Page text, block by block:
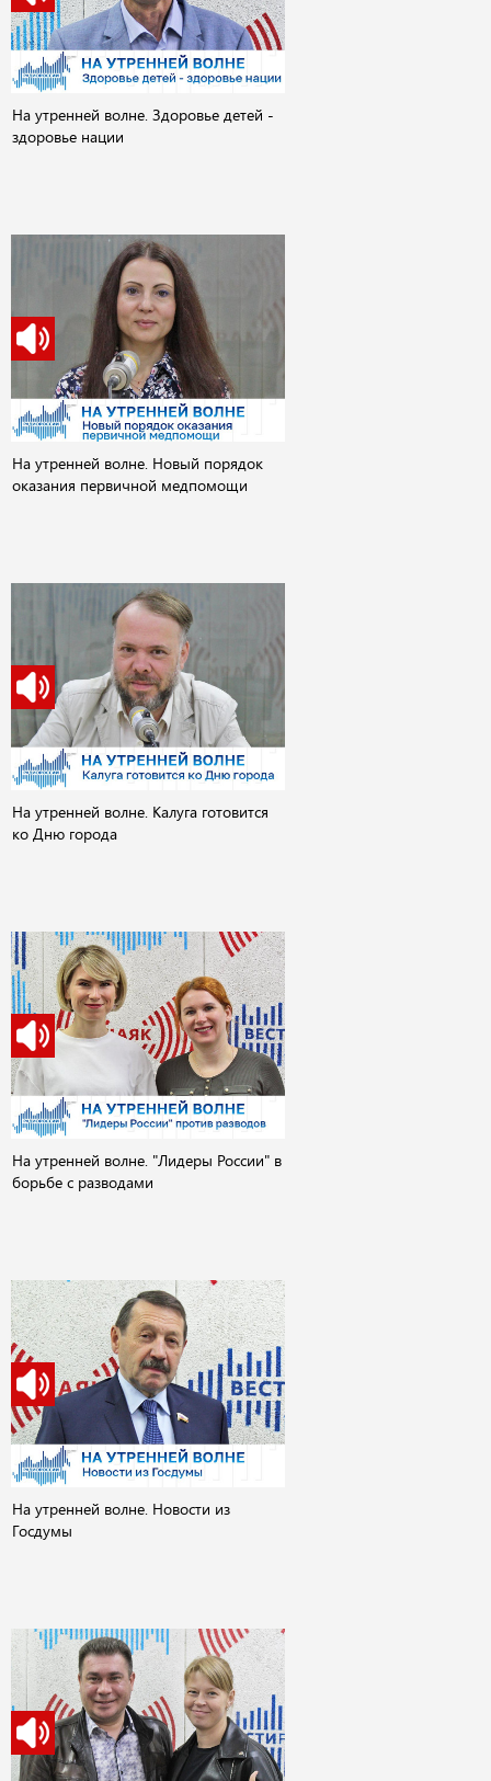
На утренней волне. Здоровье детей -
здоровье нации
На утренней волне. Новый порядок
оказания первичной медпомощи
На утренней волне. Калуга готовится
ко Дню города
На утренней волне. "Лидеры России" в
борьбе с разводами
На утренней волне. Новости из
Госдумы